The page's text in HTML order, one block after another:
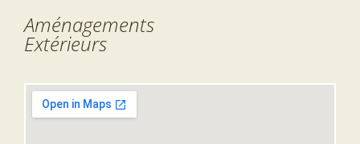
Aménagements
Extérieurs